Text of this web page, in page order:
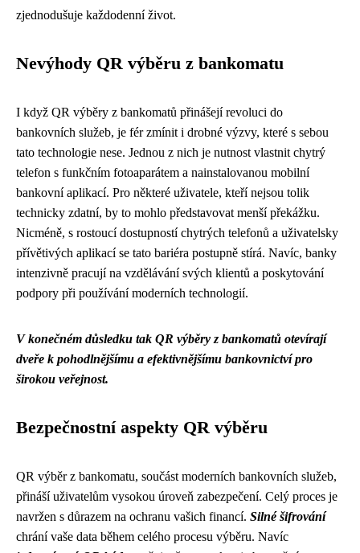
zjednodušuje každodenní život.
Nevýhody QR výběru z bankomatu
I když QR výběry z bankomatů přinášejí revoluci do
bankovních služeb, je fér zmínit i drobné výzvy, které s sebou
tato technologie nese. Jednou z nich je nutnost vlastnit chytrý
telefon s funkčním fotoaparátem a nainstalovanou mobilní
bankovní aplikací. Pro některé uživatele, kteří nejsou tolik
technicky zdatní, by to mohlo představovat menší překážku.
Nicméně, s rostoucí dostupností chytrých telefonů a uživatelsky
přívětivých aplikací se tato bariéra postupně stírá. Navíc, banky
intenzivně pracují na vzdělávání svých klientů a poskytování
podpory při používání moderních technologií.
V konečném důsledku tak QR výběry z bankomatů otevírají
dveře k pohodlnějšímu a efektivnějšímu bankovnictví pro
širokou veřejnost.
Bezpečnostní aspekty QR výběru
QR výběr z bankomatu, součást moderních bankovních služeb,
přináší uživatelům vysokou úroveň zabezpečení. Celý proces je
navržen s důrazem na ochranu vašich financí. Silné šifrování
chrání vaše data během celého procesu výběru. Navíc